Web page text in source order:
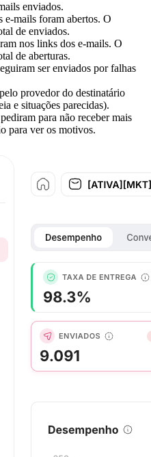
enviados.
e-mails foram abertos. O
de enviados.
nos links dos e-mails. O
de aberturas.
ser enviados por falhas
provedor do destinatário
e situações parecidas).
para não receber mais
para ver os motivos.